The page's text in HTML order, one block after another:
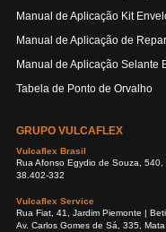
Manual de Aplicação Kit
Manual de Aplicação de
Manual de Aplicação Selante
Tabela de Ponto de Orvalho
GRUPO VULCAFLEX
Vulcaflex Brasil
Rua Afonso Egydio de Souza, 540,
38.402-332
Vulcaflex Service
Rua Fiat, 41, Jardim Piemonte |
Av. Carlos Gomes de Sá, 335,